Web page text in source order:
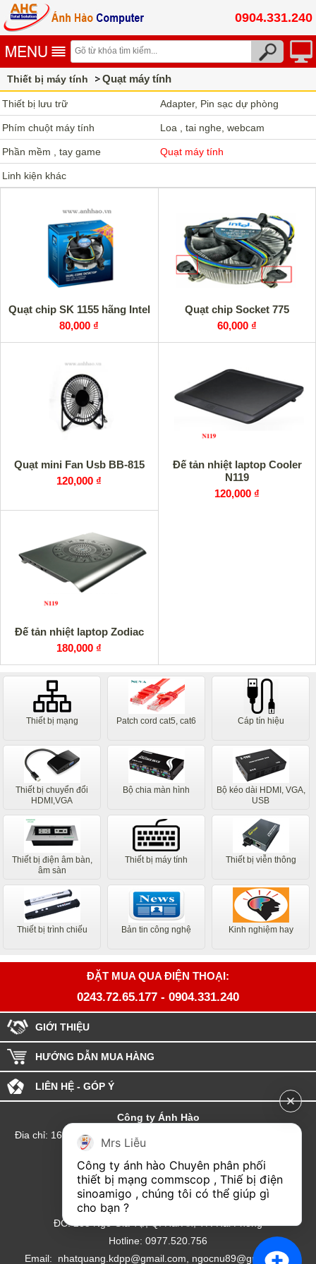
0904.331.240
Thiết bị máy tính Quạt máy tính
Thiết bị lưu trữ Adapter, Pin sạc dự phòng
Phím chuột máy tính Loa , tai nghe, webcam
Phần mềm , tay game Quạt máy tính
Linh kiện khác
Quạt chip SK 1155 hãng Intel
80,000 ₫
Quạt chip Socket 775
60,000 ₫
Quạt mini Fan Usb BB-815
120,000 ₫
Đế tản nhiệt laptop Cooler
N119
120,000 ₫
Đế tản nhiệt laptop Zodiac
180,000 ₫
Thiết bị mạng Patch cord cat5, cat6 Cáp tín hiệu
Thiết bị chuyển đổi
HDMI,VGA
Bộ chia màn hình
Bộ kéo dài HDMI, VGA,
USB
Thiết bị điện âm bàn,
âm sàn
Thiết bị máy tính Thiết bị viễn thông
Thiết bị trình chiếu Bản tin công nghệ Kinh nghiệm hay
ĐẶT MUA QUA ĐIỆN THOẠI:
0243.72.65.177 - 0904.331.240
GIỚI THIỆU
HƯỚNG DẪN MUA HÀNG
LIÊN HỆ - GÓP Ý
Công ty Ánh Hào
Đia chỉ: 164 Phố Chùa Láng - Phường Láng - Thành phố Hà Nội
Email: Kinhdoanhanhhao@gmail.com
Đại lý Hải Phòng
ĐC: 235 Ngô Gia Tự, Q. Hải An, TP. Hải Phòng
Hotline: 0977.520.756
Email: nhatquang.kdpp@gmail.com, ngocnu89@gmail.com
Mrs Liễu
Công ty ánh hào Chuyên phân phối
thiết bị mạng commscop , Thiế bị điện
sinoamigo , chúng tôi có thể giúp gì
cho bạn ?